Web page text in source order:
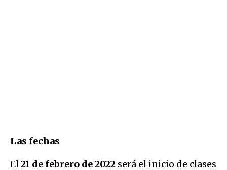
Las fechas
El21 de febrero de 2022 será el inicio de clases